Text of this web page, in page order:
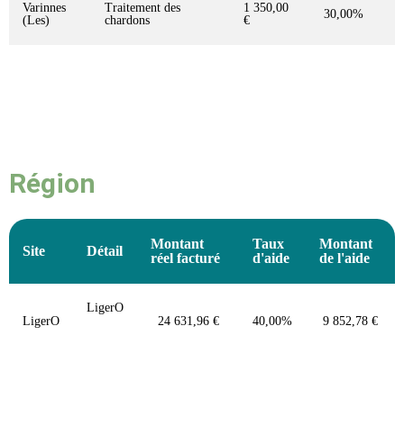
Varinnes
(Les)
Traitement des
chardons
1 350,00
€
30,00%
Région
Site Détail
Montant
réel facturé
Taux
d'aide
Montant
de l'aide
LigerO
LigerO
24 631,96 €
40,00% 9 852,78 €